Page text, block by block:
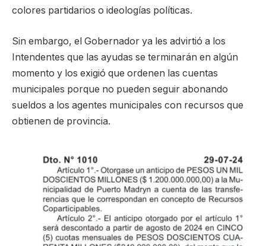
colores partidarios o ideologías políticas.
Sin embargo, el Gobernador ya les advirtió a los
Intendentes que las ayudas se terminarán en algún
momento y los exigió que ordenen las cuentas
municipales porque no pueden seguir abonando
sueldos a los agentes municipales con recursos que
obtienen de provincia.